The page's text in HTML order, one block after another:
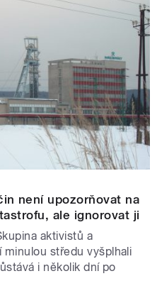
není upozorňovat na
ale ignorovat ji
aktivistů a
středu vyšplhali
i několik dní po